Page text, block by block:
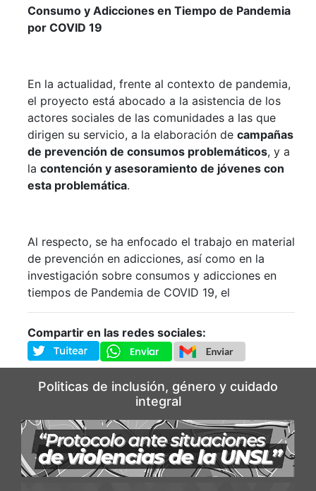
Consumo y Adicciones en Tiempo de Pandemia
por COVID 19
En la actualidad, frente al contexto de pandemia,
el proyecto está abocado a la asistencia de los
actores sociales de las comunidades a las que
dirigen su servicio, a la elaboración de campañas
de prevención de consumos problemáticos, y a
la contención y asesoramiento de jóvenes con
esta problemática.
Al respecto, se ha enfocado el trabajo en material
de prevención en adicciones, así como en la
investigación sobre consumos y adicciones en
tiempos de Pandemia de COVID 19, el
Compartir en las redes sociales:
Politicas de inclusión, género y cuidado
integral